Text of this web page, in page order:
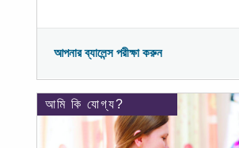
আপনার ব্যালেন্স পরীক্ষা করুন
আমি কি যোগ্য?